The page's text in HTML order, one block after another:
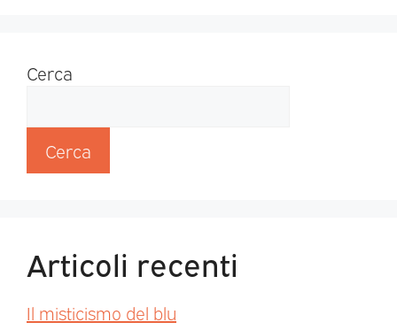
Cerca
Cerca
Articoli recenti
Il misticismo del blu